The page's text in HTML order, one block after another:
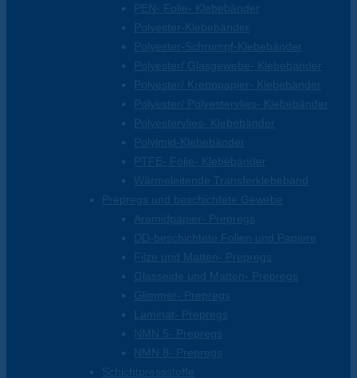
PEN- Folie- Klebebänder
Polyester-Klebebänder
Polyester-Schrumpf-Klebebänder
Polyester/ Glasgewebe- Klebebänder
Polyester/ Krepppapier- Klebebänder
Polyester/ Polyestervlies- Klebebänder
Polyestervlies- Klebebänder
Polyimid-Klebebänder
PTFE- Folie- Klebebänder
Wärmeleitende Transferklebeband
Prepregs und beschichtete Gewebe
Aramidpapier- Prepregs
DD-beschichtete Folien und Papiere
Filze und Matten- Prepregs
Glasseide und Matten- Prepregs
Glimmer- Prepregs
Laminat- Prepregs
NMN 5- Prepregs
NMN 8- Prepregs
Schichtpressstoffe